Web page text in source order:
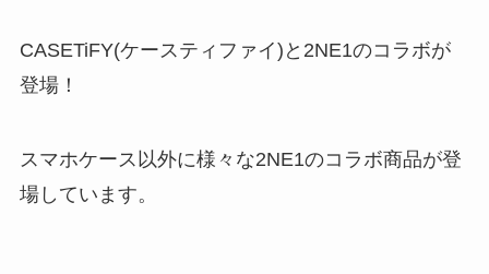
CASETiFY(ケースティファイ)と2NE1のコラボが
登場！
スマホケース以外に様々な2NE1のコラボ商品が登
場しています。